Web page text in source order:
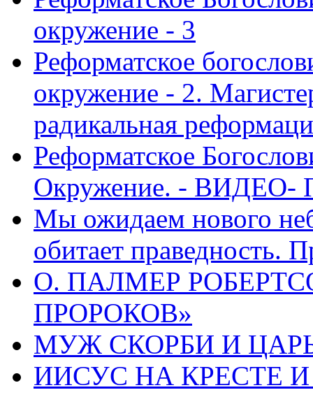
окружение - 3
Реформатское
окружение - 2.
радикальная
Реформатское
Окружение. - ВИДЕО-
Мы ожидаем нового
обитает праведность.
О. ПАЛМЕР
ПРОРОКОВ»
МУЖ СКОРБИ И ЦАРЬ
ИИСУС НА КРЕСТЕ